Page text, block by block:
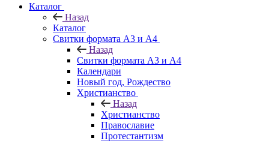
Каталог
Назад
Каталог
Свитки формата А3 и А4
Назад
Свитки формата А3 и А4
Календари
Новый год, Рождество
Христианство
Назад
Христианство
Православие
Протестантизм